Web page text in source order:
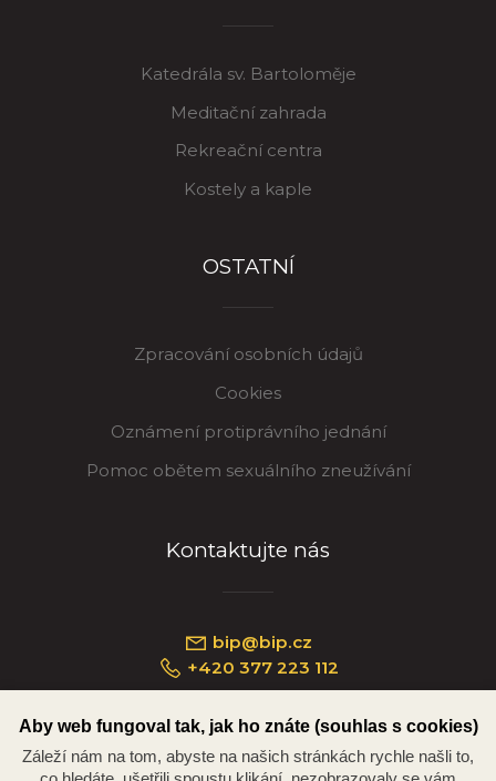
Katedrála sv. Bartoloměje
Meditační zahrada
Rekreační centra
Kostely a kaple
OSTATNÍ
Zpracování osobních údajů
Cookies
Oznámení protiprávního jednání
Pomoc obětem sexuálního zneužívání
Kontaktujte nás
bip@bip.cz
+420 377 223 112
Aby web fungoval tak, jak ho znáte (souhlas s cookies)
Záleží nám na tom, abyste na našich stránkách rychle našli to,